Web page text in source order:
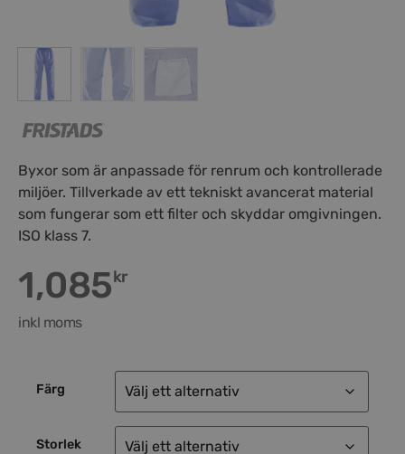
Byxor som är anpassade för renrum och kontrollerade
miljöer. Tillverkade av ett tekniskt avancerat material
som fungerar som ett filter och skyddar omgivningen.
ISO klass 7.
1,085kr
inkl moms
Färg
Storlek